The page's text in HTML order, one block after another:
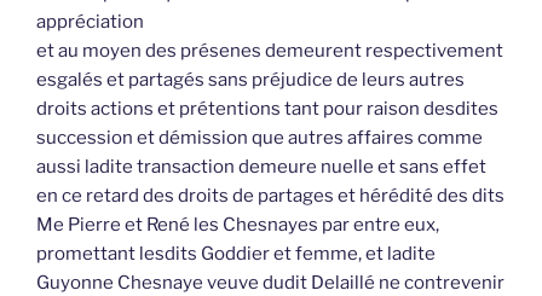
appréciation
et au moyen des présenes demeurent respectivement
esgalés et partagés sans préjudice de leurs autres
droits actions et prétentions tant pour raison desdites
succession et démission que autres affaires comme
aussi ladite transaction demeure nuelle et sans effet
en ce retard des droits de partages et hérédité des dits
Me Pierre et René les Chesnayes par entre eux,
promettant lesdits Goddier et femme, et ladite
Guyonne Chesnaye veuve dudit Delaillé ne contrevenir